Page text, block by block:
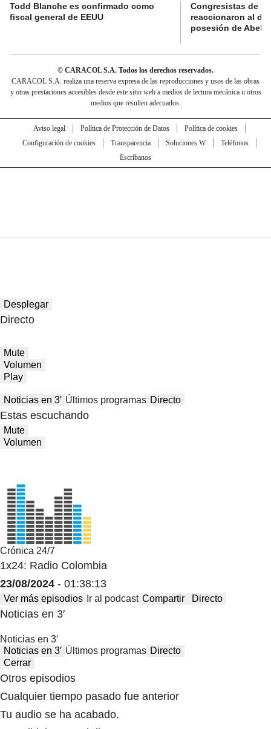
Todd Blanche es confirmado como
fiscal general de EEUU
Congresistas de
reaccionaron al
posesión de
© CARACOL S.A. Todos los derechos reservados.
CARACOL S.A. realiza una reserva expresa de las reproducciones y usos de las obras
y otras prestaciones accesibles desde este sitio web a medios de lectura mecánica u otros
medios que resulten adecuados.
Aviso legal Política de Protección de Datos
Política de cookies
Configuración de cookies
Transparencia Soluciones W
Teléfonos
Escríbanos
Desplegar
Directo
Mute
Volumen
Play
Noticias en 3′ Últimos programas Directo
Estas escuchando
Mute
Volumen
Crónica 24/7
1x24: Radio Colombia
23/08/2024 - 01:38:13
Ver más episodios Ir al podcast Compartir Directo
Noticias en 3′
Noticias en 3′
Noticias en 3′ Últimos programas Directo
Cerrar
Otros episodios
Cualquier tiempo pasado fue anterior
Tu audio se ha acabado.